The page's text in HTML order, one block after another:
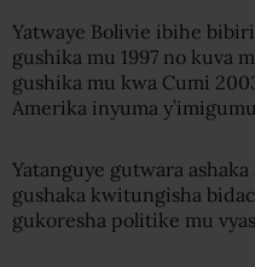
Yatwaye Bolivie ibihe
gushika mu 1997 no kuva
gushika mu kwa Cumi
Amerika inyuma
Yatanguye gutwara
gushaka kwitungisha
gukoresha politike mu